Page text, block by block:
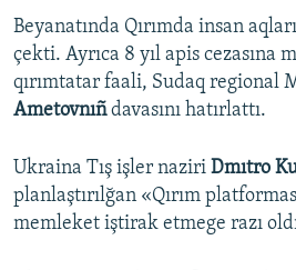
Beyanatında Qırımda insan
çekti. Ayrıca 8 yıl apis cezasına
qırımtatar faali, Sudaq regional
Ametovnıñdavasını hatırlattı.
Ukraina Tış işler naziri Dmıtro
planlaştırılğan «Qırım
memleket iştirak etmege razı